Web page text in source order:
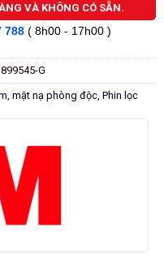
VÀ KHÔNG CÓ SẴN.
788 ( 8h00 - 17h00 )
G
, mặt nạ phòng độc, Phin lọc